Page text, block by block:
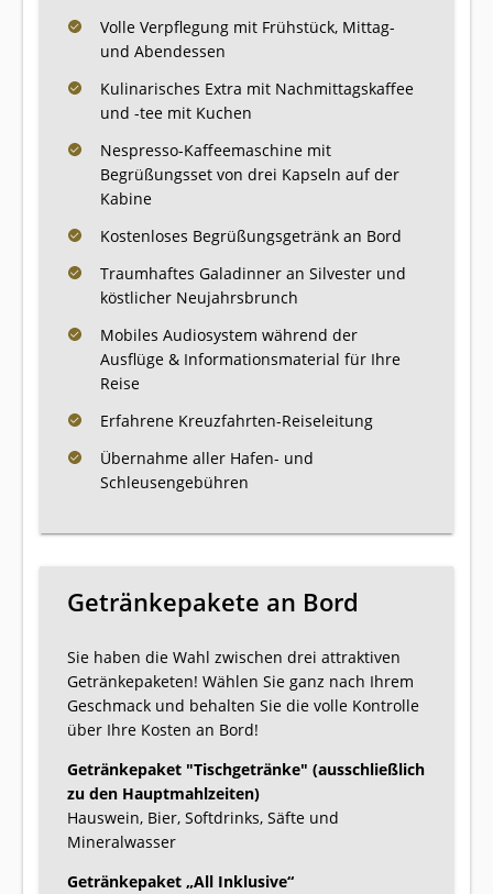
Volle Verpflegung mit Frühstück, Mittag-
und Abendessen
Kulinarisches Extra mit Nachmittagskaffee
und -tee mit Kuchen
Nespresso-Kaffeemaschine mit
Begrüßungsset von drei Kapseln auf der
Kabine
Kostenloses Begrüßungsgetränk an Bord
Traumhaftes Galadinner an Silvester und
köstlicher Neujahrsbrunch
Mobiles Audiosystem während der
Ausflüge & Informationsmaterial für Ihre
Reise
Erfahrene Kreuzfahrten-Reiseleitung
Übernahme aller Hafen- und
Schleusengebühren
Getränkepakete an Bord
Sie haben die Wahl zwischen drei attraktiven
Getränkepaketen! Wählen Sie ganz nach Ihrem
Geschmack und behalten Sie die volle Kontrolle
über Ihre Kosten an Bord!
Getränkepaket "Tischgetränke" (ausschließlich
zu den Hauptmahlzeiten)
Hauswein, Bier, Softdrinks, Säfte und
Mineralwasser
Getränkepaket „All Inklusive“